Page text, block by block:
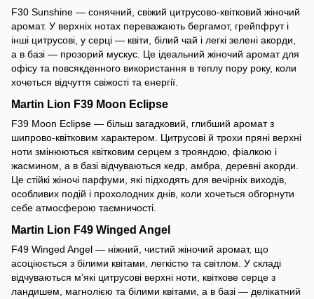
F30 Sunshine — сонячний, свіжий цитрусово-квітковий жіночий
аромат. У верхніх нотах переважають бергамот, грейпфрут і
інші цитрусові, у серці — квіти, білий чай і легкі зелені акорди,
а в базі — прозорий мускус. Це ідеальний жіночий аромат для
офісу та повсякденного використання в теплу пору року, коли
хочеться відчуття свіжості та енергії.
Martin Lion F39 Moon Eclipse
F39 Moon Eclipse — більш загадковий, глибший аромат з
шипрово-квітковим характером. Цитрусові й трохи пряні верхні
ноти змінюються квітковим серцем з трояндою, фіалкою і
жасмином, а в базі відчуваються кедр, амбра, деревні акорди.
Це стійкі жіночі парфуми, які підходять для вечірніх виходів,
особливих подій і прохолодних днів, коли хочеться обгорнути
себе атмосферою таємничості.
Martin Lion F49 Winged Angel
F49 Winged Angel — ніжний, чистий жіночий аромат, що
асоціюється з білими квітами, легкістю та світлом. У складі
відчуваються м’які цитрусові верхні ноти, квіткове серце з
ландишем, магнолією та білими квітами, а в базі — делікатний